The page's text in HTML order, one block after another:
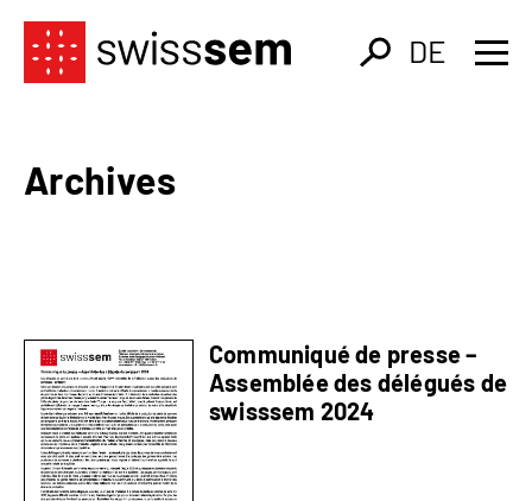
DE
Archives
Communiqué de presse –
Assemblée des délégués de
swisssem 2024